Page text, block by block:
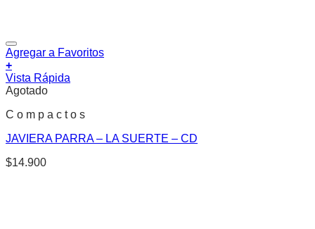
Agregar a Favoritos
+
Vista Rápida
Agotado
C o m p a c t o s
JAVIERA PARRA – LA SUERTE – CD
$14.900